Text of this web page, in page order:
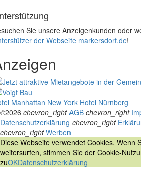
Sie unsere Anzeigenkunden oder
der Webseite markersdorf.de!
Manhattan New York Hotel Nürnberg
©2026 chevron_right AGB chevron_right
Datenschutzerklärung chevron_right
chevron_right Werben
Diese Webseite verwendet Cookies. Wenn
weitersurfen, stimmen Sie der Cookie-
zuOKDatenschutzerklärung